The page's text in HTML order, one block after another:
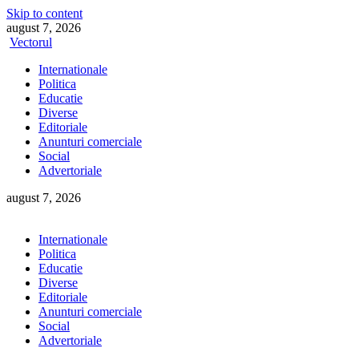
Skip to content
august 7, 2026
Vectorul
Internationale
Politica
Educatie
Diverse
Editoriale
Anunturi comerciale
Social
Advertoriale
august 7, 2026
Internationale
Politica
Educatie
Diverse
Editoriale
Anunturi comerciale
Social
Advertoriale